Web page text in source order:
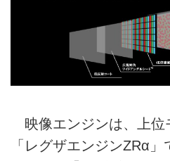
映像エンジンは、上位
「レグザエンジンZRα